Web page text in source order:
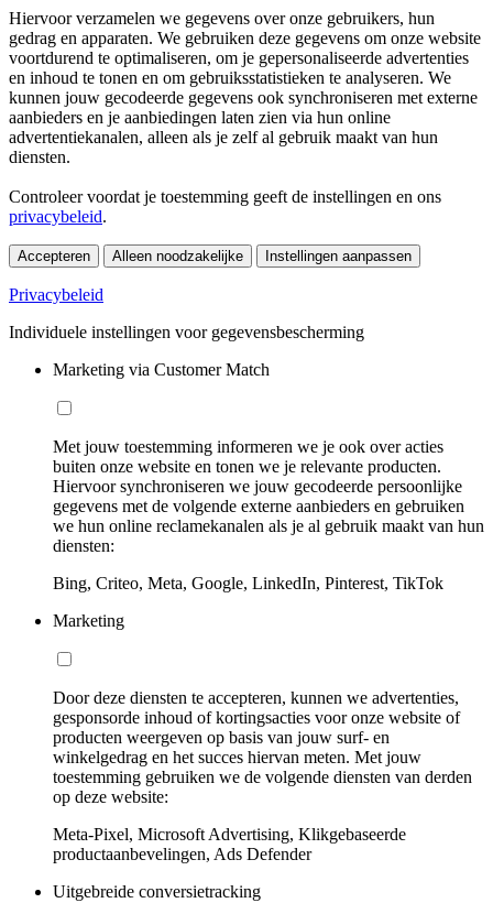
Hiervoor verzamelen we gegevens over onze gebruikers, hun
gedrag en apparaten. We gebruiken deze gegevens om onze website
voortdurend te optimaliseren, om je gepersonaliseerde advertenties
en inhoud te tonen en om gebruiksstatistieken te analyseren. We
kunnen jouw gecodeerde gegevens ook synchroniseren met externe
aanbieders en je aanbiedingen laten zien via hun online
advertentiekanalen, alleen als je zelf al gebruik maakt van hun
diensten.
Controleer voordat je toestemming geeft de instellingen en ons
privacybeleid.
Accepteren Alleen noodzakelijke Instellingen aanpassen
Privacybeleid
Individuele instellingen voor gegevensbescherming
Marketing via Customer Match
Met jouw toestemming informeren we je ook over acties
buiten onze website en tonen we je relevante producten.
Hiervoor synchroniseren we jouw gecodeerde persoonlijke
gegevens met de volgende externe aanbieders en gebruiken
we hun online reclamekanalen als je al gebruik maakt van hun
diensten:
Bing, Criteo, Meta, Google, LinkedIn, Pinterest, TikTok
Marketing
Door deze diensten te accepteren, kunnen we advertenties,
gesponsorde inhoud of kortingsacties voor onze website of
producten weergeven op basis van jouw surf- en
winkelgedrag en het succes hiervan meten. Met jouw
toestemming gebruiken we de volgende diensten van derden
op deze website:
Meta-Pixel, Microsoft Advertising, Klikgebaseerde
productaanbevelingen, Ads Defender
Uitgebreide conversietracking